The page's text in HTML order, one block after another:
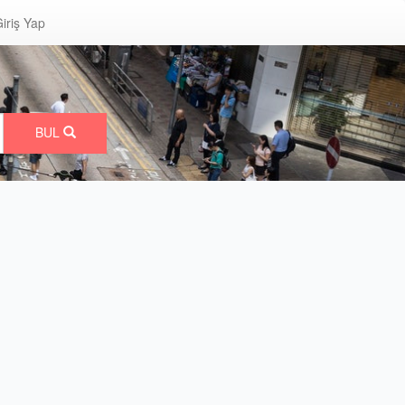
Yap
BUL